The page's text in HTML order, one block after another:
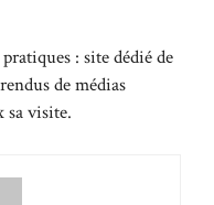
: site dédié de
de médias
sa visite.